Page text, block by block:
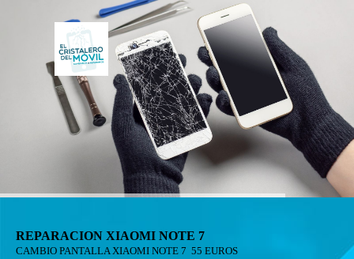
REPARACION XIAOMI NOTE 7
CAMBIO PANTALLA XIAOMI NOTE 7 55 EUROS